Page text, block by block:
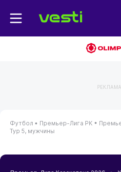
РЕКЛАМА
Футбол • Премьер-Лига РК •
Тур 5, мужчины